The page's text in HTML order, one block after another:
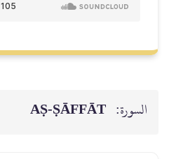
السورة: AṢ-ṢĀFFĀT